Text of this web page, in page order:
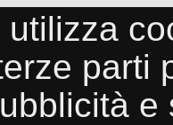
parti